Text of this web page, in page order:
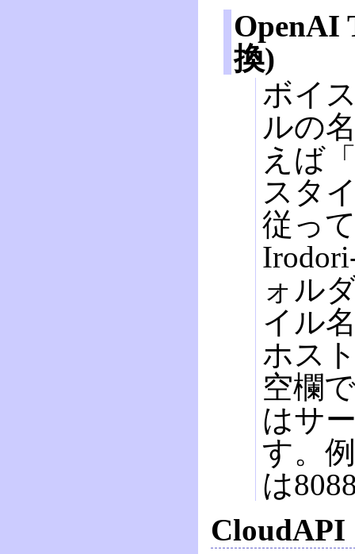
OpenAI
換)
ボイ
ルの
えば
スタ
従っ
ォル
イル
ホス
空欄
はサ
す。
は
CloudAPI